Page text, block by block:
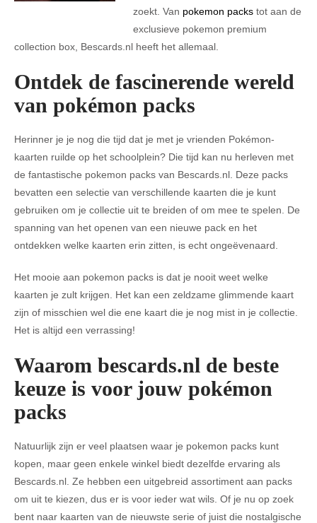
zoekt. Van pokemon packstot aan de
exclusieve pokemon premium
collection box, Bescards.nl heeft het allemaal.
Ontdek de fascinerende wereld
van pokémon packs
Herinner je je nog die tijd dat je met je vrienden Pokémon-
kaarten ruilde op het schoolplein? Die tijd kan nu herleven met
de fantastische pokemon packs van Bescards.nl. Deze packs
bevatten een selectie van verschillende kaarten die je kunt
gebruiken om je collectie uit te breiden of om mee te spelen. De
spanning van het openen van een nieuwe pack en het
ontdekken welke kaarten erin zitten, is echt ongeëvenaard.
Het mooie aan pokemon packs is dat je nooit weet welke
kaarten je zult krijgen. Het kan een zeldzame glimmende kaart
zijn of misschien wel die ene kaart die je nog mist in je collectie.
Het is altijd een verrassing!
Waarom bescards.nl de beste
keuze is voor jouw pokémon
packs
Natuurlijk zijn er veel plaatsen waar je pokemon packs kunt
kopen, maar geen enkele winkel biedt dezelfde ervaring als
Bescards.nl. Ze hebben een uitgebreid assortiment aan packs
om uit te kiezen, dus er is voor ieder wat wils. Of je nu op zoek
bent naar kaarten van de nieuwste serie of juist die nostalgische